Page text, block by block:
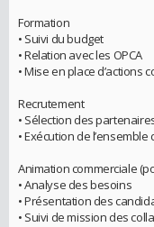
Formation
• Suivi du budget
• Relation avec les OPCA
• Mise en place
Recrutement
• Sélection des
• Exécution de
Animation commerciale
• Analyse des besoins
• Présentation des
• Suivi de mission des